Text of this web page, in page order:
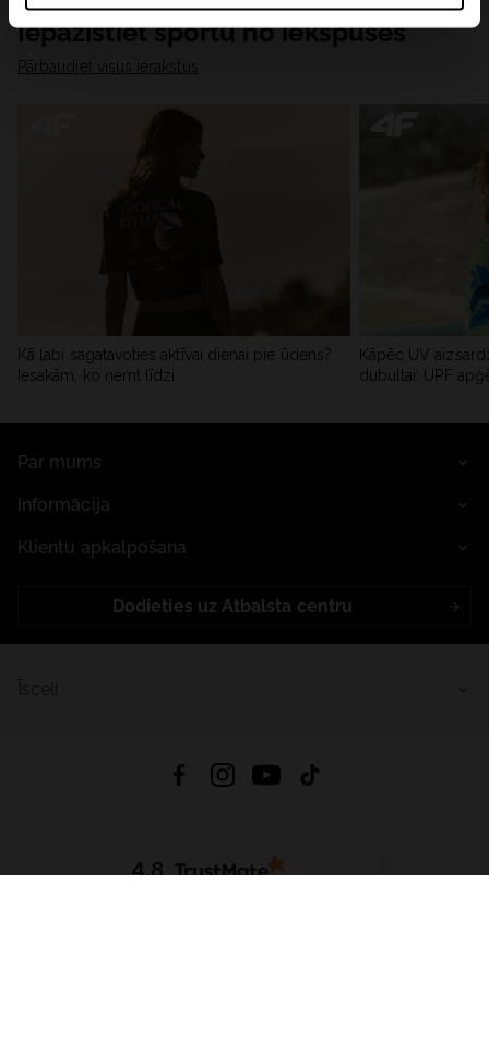
( piem. socialos tīklus). Detalizētu informāciju var atrast
mūsu Privātuma politikā un sadaļā "Detaļas".
Iepazīstiet sportu no iekšpuses
Pārbaudiet visus ierakstus
Kā labi sagatavoties aktīvai dienai pie ūdens?
Iesakām, ko ņemt līdzi
Kāpēc UV
dubultai: UPF
Par mums
Informācija
Klientu apkalpošana
Dodieties uz Atbalsta centru
4.8